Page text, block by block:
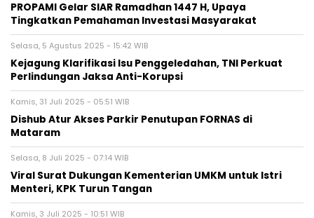
PROPAMI Gelar SIAR Ramadhan 1447 H, Upaya
Tingkatkan Pemahaman Investasi Masyarakat
Selasa, 5 Agustus 2025 - 15:42 WIB
Kejagung Klarifikasi Isu Penggeledahan, TNI Perkuat
Perlindungan Jaksa Anti-Korupsi
Kamis, 31 Juli 2025 - 05:51 WIB
Dishub Atur Akses Parkir Penutupan FORNAS di
Mataram
Selasa, 8 Juli 2025 - 07:14 WIB
Viral Surat Dukungan Kementerian UMKM untuk Istri
Menteri, KPK Turun Tangan
Kamis, 3 Juli 2025 - 10:51 WIB